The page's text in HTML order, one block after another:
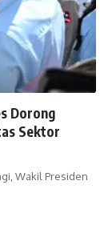
Dorong
Sektor
Wakil Presiden